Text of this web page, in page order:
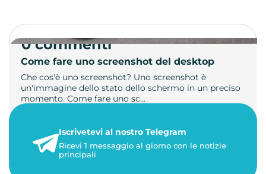
Come fare uno screenshot del desktop
Che cos'è uno screenshot? Uno screenshot è
un'immagine dello stato dello schermo in un preciso
momento. Come fare uno sc…
1 minuto di lettura
0 commenti
Iscrivetevi al nostro Telegram
Ricevi 1 messaggio al giorno con le notizie
principali